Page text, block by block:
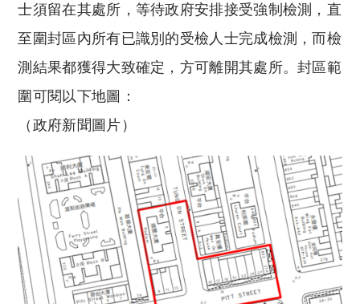
士須留在其處所，等待政府安排接受強制檢測，直
至圍封區內所有已識別的受檢人士完成檢測，而檢
測結果都獲得大致確定，方可離開其處所。封區範
圍可閱以下地圖：
（政府新聞圖片）